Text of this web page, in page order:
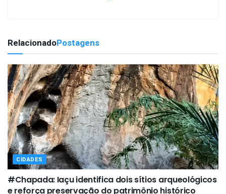
RelacionadoPostagens
CIDADES
#Chapada: Iaçu identifica dois sítios arqueológicos
e reforça preservação do patrimônio histórico